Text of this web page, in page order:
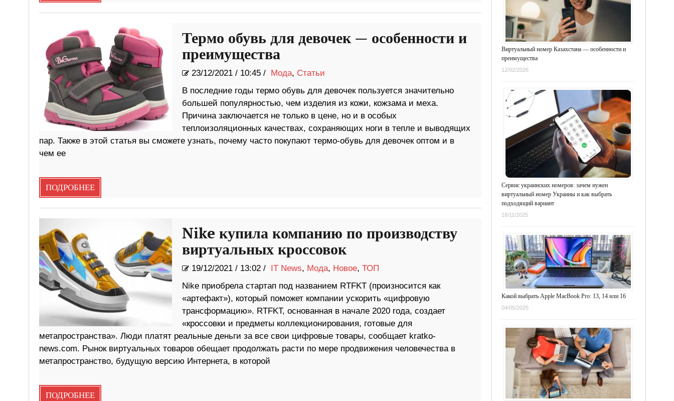
Термо обувь для девочек — особенности и
преимущества
23/12/2021/ 10:45 / Мода, Статьи
В последние годы термо обувь для девочек пользуется значительно
большей популярностью, чем изделия из кожи, кожзама и меха.
Причина заключается не только в цене, но и в особых
теплоизоляционных качествах, сохраняющих ноги в тепле и выводящих
пар. Также в этой статья вы сможете узнать, почему часто покупают термо-обувь для девочек оптом и в
чем ее
ПОДРОБНЕЕ
Nike купила компанию по производству
виртуальных кроссовок
19/12/2021/ 13:02 / IT News, Мода, Новое, ТОП
Nike приобрела стартап под названием RTFKT (произносится как
«артефакт»), который поможет компании ускорить «цифровую
трансформацию». RTFKT, основанная в начале 2020 года, создает
«кроссовки и предметы коллекционирования, готовые для
метапространства». Люди платят реальные деньги за все свои цифровые товары, сообщает kratko-
news.com. Рынок виртуальных товаров обещает продолжать расти по мере продвижения человечества в
метапространство, будущую версию Интернета, в которой
ПОДРОБНЕЕ
Виртуальный номер Казахстана — особенности и
преимущества
12/02/2026
Сервис украинских номеров: зачем нужен
виртуальный номер Украины и как выбрать
подходящий вариант
18/11/2025
Какой выбрать Apple MacBook Pro: 13, 14 или 16
04/05/2025